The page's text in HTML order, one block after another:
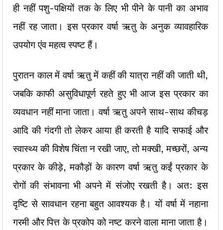
ही नहीं पशु-पक्षियों तक के लिए भी पीने के पानी का अभाव
नहीं रह जाता। इस प्रकार वर्षा ऋतु के अनुक व्यावहारिक
उपयोग एंव महत्व स्पष्ट हैं।
पुरातन काल में वर्षा ऋतु में कहीं की यात्रा नहीं की जाती थी,
जबकि काफी असुविधापूर्ण रहते हुए भी आज इस प्रकार का
व्यवधान नहीं माना जाता। वर्षा ऋतु अपने साथ-साथ कीचड़
आदि की गंदगी तो लेकर आया ही करती है यादि सफाई और
स्वास्थ्य की विशेष चिंता न रखी जाए, तो मक्खी, मच्छरों, अन्य
प्रकार के कीड़े, मकौड़ों के कारण वर्षा ऋतु कईं प्रकार के
रोगों की संभावना भी अपने में संजोए रखती है। अत: इस
दृष्टि से सावधान रहना बहुत आवश्यक है। यों वर्षा में नहाना
गरमी और पित्त के प्रकोप को नष्ट करने वाला माना जाता है।